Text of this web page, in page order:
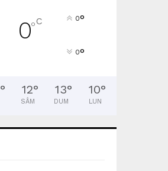
0°C 0°
0°
° 12°
SÂM
13°
DUM
10°
LUN